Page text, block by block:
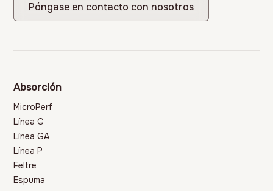
Póngase en contacto con nosotros
Absorción
MicroPerf
Línea G
Línea GA
Línea P
Feltre
Espuma